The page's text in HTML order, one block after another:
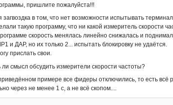
пришлите пожалуйста!!!
загвоздка в том, что нет возможности испытывать
такую программу, что ни какой измеритель скорости
скорость менялась линейно снижалась и
и ДАР, но их только 2... испытать блокировку не удаётся.
прислать свои.
ли смысл обсудить измерители скорости частоты?
примере все фидеры отключились, то есть
через не менее 1 с, а не всё скопом....